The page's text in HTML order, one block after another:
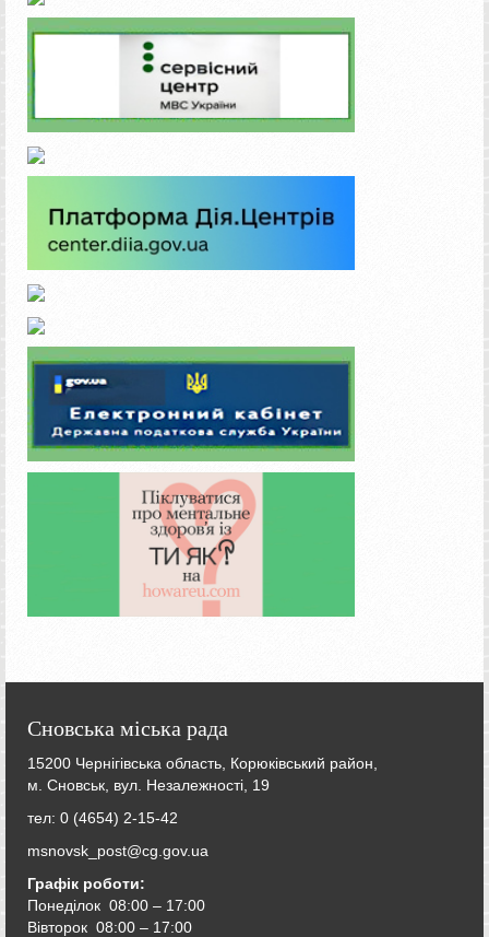
Сновська міська рада
15200 Чернігівська область, Корюківський район,
м. Сновськ, вул. Незалежності, 19
тел: 0 (4654) 2-15-42
msnovsk_post@cg.gov.ua
Графік роботи:
Понеділок 08:00 – 17:00
Вівторок 08:00 – 17:00